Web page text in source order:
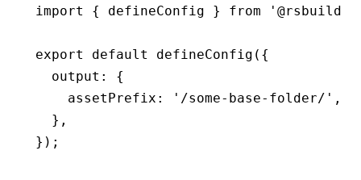
import { defineConfig } from '@rsbuild/
export default defineConfig ({
  output
:
{
    assetPrefix
: '/some-base-folder/' ,
  }
,
});